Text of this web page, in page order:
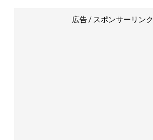
広告 / スポンサーリンク